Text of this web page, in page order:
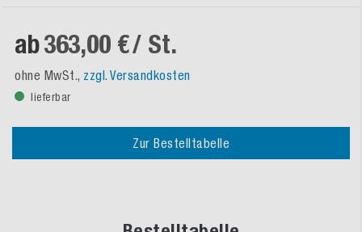
ab363,00 €/ St.
ohne MwSt., zzgl. Versandkosten
lieferbar
Zur Bestelltabelle